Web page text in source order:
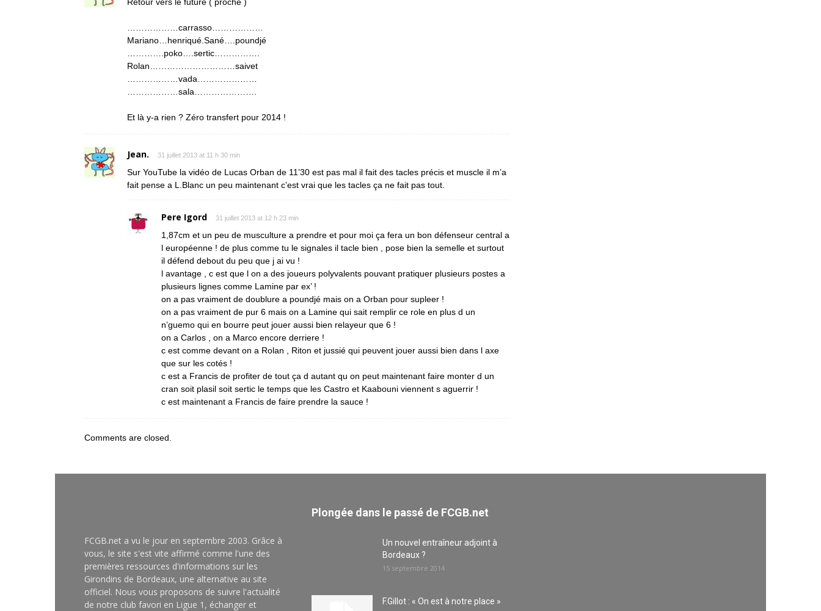
………………carrasso………………
Mariano…henriqué.Sané….poundjé
………….poko….sertic…………….
Rolan…………………………saivet
………………vada…………………
………………sala………………….
Et là y-a rien ? Zéro transfert pour 2014 !
Jean. 31 juillet 2013 at 11 h 30 min
Sur YouTube la vidéo de Lucas Orban de 11’30 est pas mal il fait des tacles précis et muscle il m’a
fait pense a L.Blanc un peu maintenant c’est vrai que les tacles ça ne fait pas tout.
Pere Igord 31 juillet 2013 at 12 h 23 min
1,87cm et un peu de musculture a prendre et pour moi ça fera un bon défenseur central a
l européenne ! de plus comme tu le signales il tacle bien , pose bien la semelle et surtout
il défend debout du peu que j ai vu !
l avantage , c est que l on a des joueurs polyvalents pouvant pratiquer plusieurs postes a
plusieurs lignes comme Lamine par ex’ !
on a pas vraiment de doublure a poundjé mais on a Orban pour supleer !
on a pas vraiment de pur 6 mais on a Lamine qui sait remplir ce role en plus d un
n’guemo qui en bourre peut jouer aussi bien relayeur que 6 !
on a Carlos , on a Marco encore derriere !
c est comme devant on a Rolan , Riton et jussié qui peuvent jouer aussi bien dans l axe
que sur les cotés !
c est a Francis de profiter de tout ça d autant qu on peut maintenant faire monter d un
cran soit plasil soit sertic le temps que les Castro et Kaabouni viennent s aguerrir !
c est maintenant a Francis de faire prendre la sauce !
Comments are closed.
FCGB.net a vu le jour en septembre 2003. Grâce à
vous, le site s'est vite affirmé comme l'une des
premières ressources d'informations sur les
Girondins de Bordeaux, une alternative au site
officiel. Nous vous proposons de suivre l'actualité
de notre club favori en Ligue 1, échanger et
Plongée dans le passé de FCGB.net
Un nouvel entraîneur adjoint à
Bordeaux ?
15 septembre 2014
F.Gillot : « On est à notre place »